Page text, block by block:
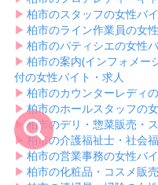
▶︎ 柏市のスタッフの女性バ
▶︎ 柏市のライン作業員の女
▶︎ 柏市のパティシエの女性
▶︎ 柏市の案内(インフォメー
付の女性バイト・求人
▶︎ 柏市のカウンターレディ
▶︎ 柏市のホールスタッフの
▶︎柏市のデリ・惣菜販売・
▶︎ 柏市の介護福祉士・社会
▶︎ 柏市の営業事務の女性バ
▶︎ 柏市の化粧品・コスメ販